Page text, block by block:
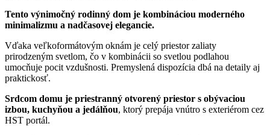
Tento výnimočný rodinný dom je kombináciou moderného
minimalizmu a nadčasovej elegancie.
Vďaka veľkoformátovým oknám je celý priestor zaliaty
prirodzeným svetlom, čo v kombinácii so svetlou podlahou
umocňuje pocit vzdušnosti. Premyslená dispozícia dbá na detaily aj
praktickosť.
Srdcom domu je priestranný otvorený priestor s obývaciou
izbou, kuchyňou a jedálňou, ktorý prepája vnútro s exteriérom cez
HST portál.